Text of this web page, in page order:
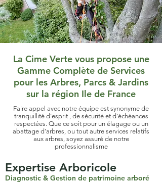
La Cime Verte vous propose une
Gamme Complète de Services
pour les Arbres, Parcs & Jardins
sur la région Ile de France
Faire appel avec notre équipe est synonyme de
tranquillité d’esprit , de sécurité et d’échéances
respectées. Que ce soit pour un élagage ou un
abattage d’arbres, ou tout autre services relatifs
aux arbres, soyez assuré de notre
professionnalisme
Expertise Arboricole
Diagnostic & Gestion de patrimoine arboré